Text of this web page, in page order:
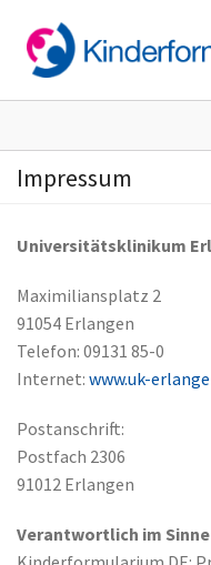
Home
Impressum
Universitätsklinikum
Maximiliansplatz 2
91054 Erlangen
Telefon: 09131 85-0
Internet: www.uk-
Postanschrift:
Postfach 2306
91012 Erlangen
Verantwortlich im